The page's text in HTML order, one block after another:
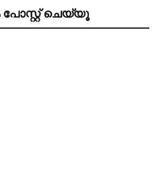
പോസ്റ്റ് ചെയ്യൂ